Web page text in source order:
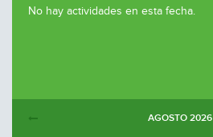
No hay actividades en esta fecha.
AGOSTO 2026